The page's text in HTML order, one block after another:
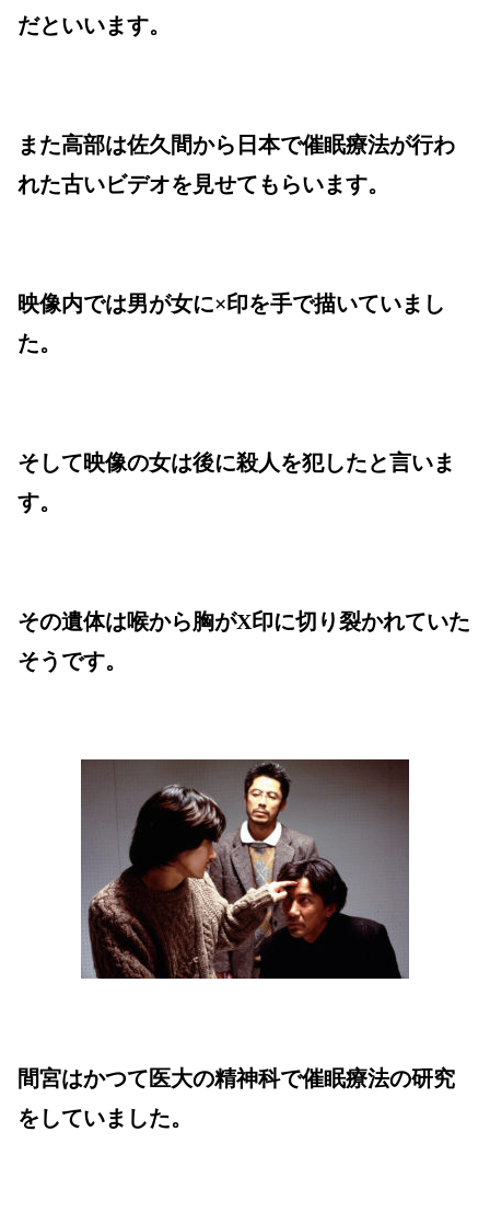
だといいます。
また高部は佐久間から日本で催眠療法が行わ
れた古いビデオを見せてもらいます。
映像内では男が女に×印を手で描いていまし
た。
そして映像の女は後に殺人を犯したと言いま
す。
その遺体は喉から胸がX印に切り裂かれていた
そうです。
間宮はかつて医大の精神科で催眠療法の研究
をしていました。